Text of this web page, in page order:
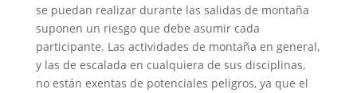
se puedan realizar durante las salidas de montaña
suponen un riesgo que debe asumir cada
participante. Las actividades de montaña en general,
y las de escalada en cualquiera de sus disciplinas,
no están exentas de potenciales peligros, ya que el